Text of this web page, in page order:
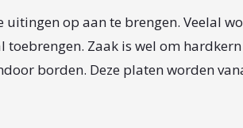
op aan te brengen. Veelal
Zaak is wel om
borden. Deze platen worden